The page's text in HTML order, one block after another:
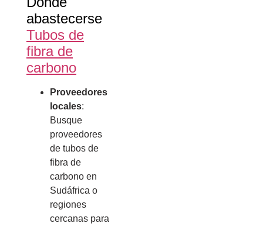
abastecerse
Tubos de
fibra de
carbono
Proveedores
locales:
Busque
proveedores
de tubos de
fibra de
carbono en
Sudáfrica o
regiones
cercanas para